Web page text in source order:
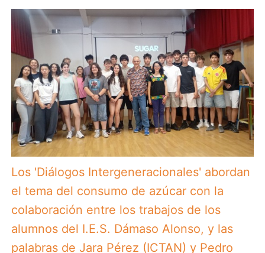
Los 'Diálogos Intergeneracionales' abordan
el tema del consumo de azúcar con la
colaboración entre los trabajos de los
alumnos del I.E.S. Dámaso Alonso, y las
palabras de Jara Pérez (ICTAN) y Pedro